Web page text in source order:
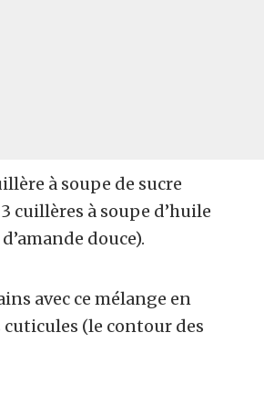
à soupe de sucre
cuillères à soupe d’huile
douce).
avec ce mélange en
(le contour des